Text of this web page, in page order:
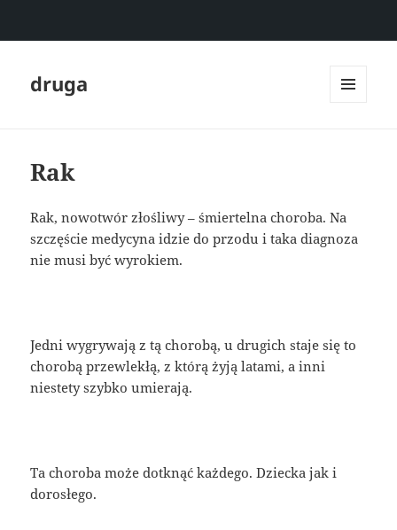
druga
Rak
Rak, nowotwór złośliwy – śmiertelna choroba. Na
szczęście medycyna idzie do przodu i taka diagnoza
nie musi być wyrokiem.
Jedni wygrywają z tą chorobą, u drugich staje się to
chorobą przewlekłą, z którą żyją latami, a inni
niestety szybko umierają.
Ta choroba może dotknąć każdego. Dziecka jak i
dorosłego.